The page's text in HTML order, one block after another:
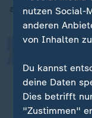
auszuweiten.
Bremse
Lösung
nutzen Social-
anderen
von Inhalten
Du kannst
deine Daten
Dies betrifft
"Zustimmen"